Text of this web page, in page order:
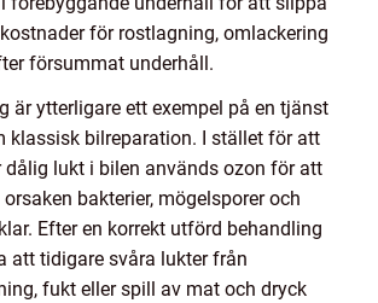
för rostlagning, omlackering
försummat underhåll.
är ytterligare ett exempel på en tjänst
klassisk bilreparation. I stället för att
dålig lukt i bilen används ozon för att
bakterier, mögelsporer och
Efter en korrekt utförd behandling
att tidigare svåra lukter från
fukt eller spill av mat och dryck